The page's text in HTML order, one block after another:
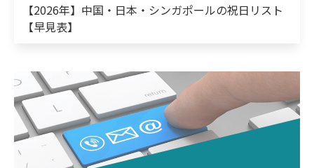
【2026年】中国・日本・シンガポールの祝日リスト
【早見表】